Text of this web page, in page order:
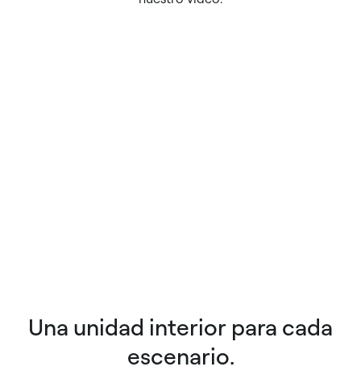
Una unidad interior para cada
escenario.